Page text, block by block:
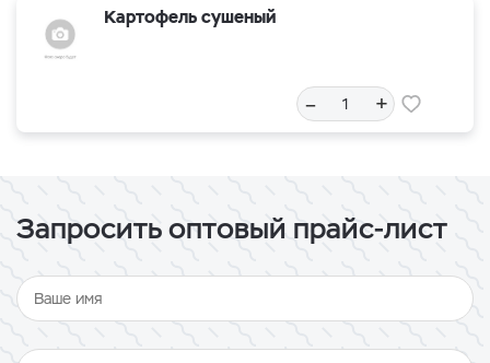
Картофель сушеный
– +
Запросить оптовый прайс-лист